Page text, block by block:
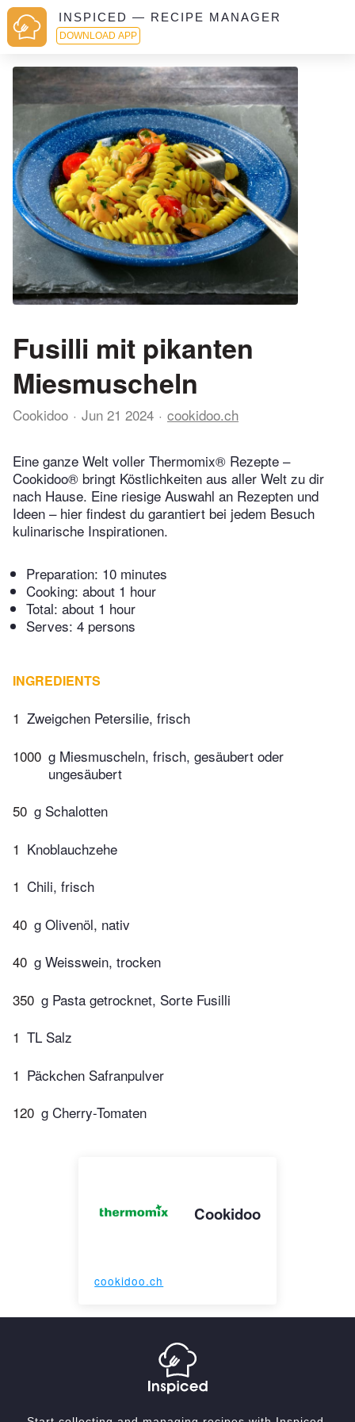
INSPICED — RECIPE MANAGER
DOWNLOAD APP
Fusilli mit pikanten
Miesmuscheln
Cookidoo Jun 21 2024 cookidoo.ch
Eine ganze Welt voller Thermomix® Rezepte –
Cookidoo® bringt Köstlichkeiten aus aller Welt zu dir
nach Hause. Eine riesige Auswahl an Rezepten und
Ideen – hier findest du garantiert bei jedem Besuch
kulinarische Inspirationen.
Preparation: 10 minutes
Cooking: about 1 hour
Total: about 1 hour
Serves: 4 persons
INGREDIENTS
1 Zweigchen Petersilie, frisch
1000 g Miesmuscheln, frisch, gesäubert oder
ungesäubert
50 g Schalotten
1 Knoblauchzehe
1 Chili, frisch
40 g Olivenöl, nativ
40 g Weisswein, trocken
350 g Pasta getrocknet, Sorte Fusilli
1 TL Salz
1 Päckchen Safranpulver
120 g Cherry-Tomaten
Cookidoo
cookidoo.ch